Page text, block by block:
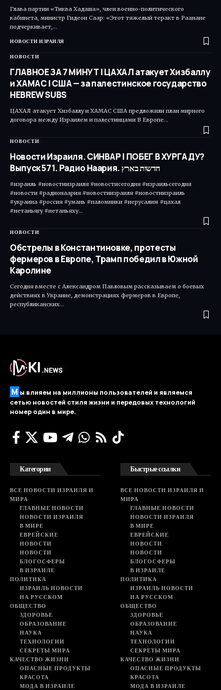
Глава партии «Тиква Хадаша», член военно-политического
кабинета, министр Гидеон Саар: «Этот тяжелый теракт в Раанане
подчеркивает,…
НОВОСТИ ИЗРАИЛЯ
НОВОСТИ
ГЛАВНОЕ ЗА 7 МИНУТ | ЦАХАЛ атакует Хизбаллу
и ХАМАС | США — за палестинское государство
HEBREW SUBS
ЦАХАЛ атакует Хизбаллу и ХАМАС США предложили план мирного
договора между Израилем и палестинцами В Европе…
НОВОСТИ
Новости Израиля. СИНВАР | ПОБЕГ В ХУРГАДУ?
Выпуск 571. Радио Наария. חדשות בארץ
#израиль #новостиизраиля #новостисегодня #израильсегодня
#новости #радионаария #новостиизраиля #новостиизраиль
#украина #россия #умань #паломники #иерусалим #цахал
#нетаньягу #нетаньяху…
НОВОСТИ
Обстрелы в Константиновке, протесты
фермеров в Европе, Трамп победил в Южной
Каролине
Сегодня вместе с Александром Павловым рассказываем о боевых
действиях в Украине, демонстрациях фермеров в Европе,
республиканских…
М ы влияем на миллионы пользователей и являемся
сетью новостей стиля жизни и передовых технологий
номер один в мире.
Категории
ВСЕ НОВОСТИ ИЗРАИЛЯ И
МИРА
ГЛАВНЫЕ НОВОСТИ
НОВОСТИ ИЗРАИЛЯ
В МИРЕ
ЕВРЕЙСКИЕ
НОВОСТИ
НОВОСТИ
БЛОГОСФЕРЫ
В ИЗРАИЛЕ
ПОЛИТИКА
ИЗРАИЛЬ НОВОСТИ
НА РУССКОМ
ОБЩЕСТВО
ЗДОРОВЬЕ
ОБРАЗОВАНИЕ
НАУКА
ТЕХНОЛОГИИ
СЕКРЕТЫ МИРА
КАЧЕСТВО ЖИЗНИ
ОПАСНЫЕ ПРОДУКТЫ
КРАСОТА
МОДА В ИЗРАИЛЕ
Быстрые ссылки
ВСЕ НОВОСТИ ИЗРАИЛЯ И
МИРА
ГЛАВНЫЕ НОВОСТИ
НОВОСТИ ИЗРАИЛЯ
В МИРЕ
ЕВРЕЙСКИЕ
НОВОСТИ
НОВОСТИ
БЛОГОСФЕРЫ
В ИЗРАИЛЕ
ПОЛИТИКА
ИЗРАИЛЬ НОВОСТИ
НА РУССКОМ
ОБЩЕСТВО
ЗДОРОВЬЕ
ОБРАЗОВАНИЕ
НАУКА
ТЕХНОЛОГИИ
СЕКРЕТЫ МИРА
КАЧЕСТВО ЖИЗНИ
ОПАСНЫЕ ПРОДУКТЫ
КРАСОТА
МОДА В ИЗРАИЛЕ